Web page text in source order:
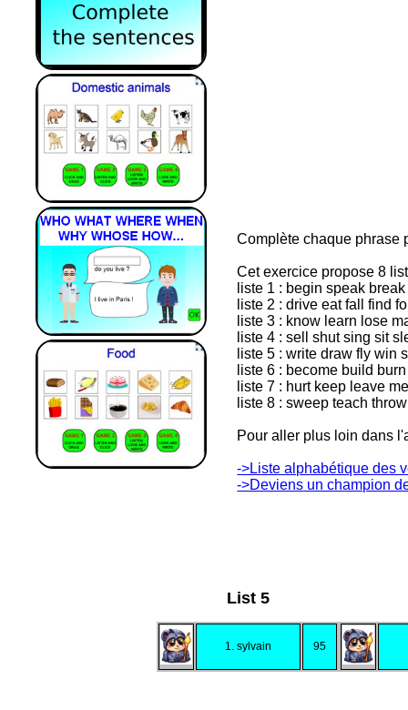
Complète chaque phrase
Cet exercice propose 8
liste 1 : begin speak
liste 2 : drive eat fall find
liste 3 : know learn lose
liste 4 : sell shut sing sit
liste 5 : write draw fly win
liste 6 : become build
liste 7 : hurt keep leave
liste 8 : sweep teach
Pour aller plus loin dans
->Liste alphabétique des
->Deviens un champion
List 5
1. sylvain 95